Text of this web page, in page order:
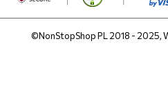
©NonStopShop PL 2018 - 2025,